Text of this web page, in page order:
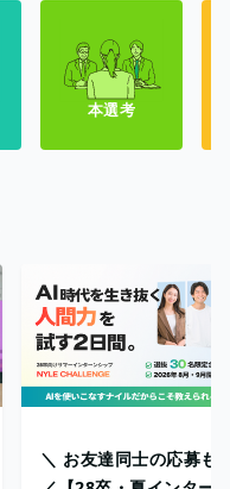
本選考
＼ お友達同士の応募も